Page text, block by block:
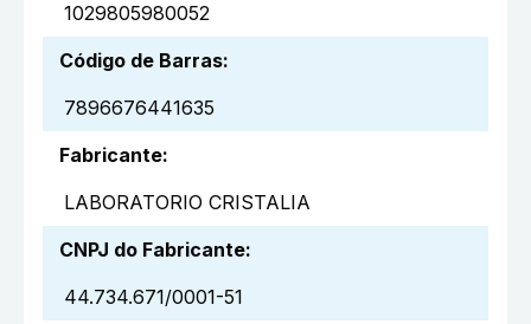
1029805980052
Código de Barras:
7896676441635
Fabricante:
LABORATORIO CRISTALIA
CNPJ do Fabricante:
44.734.671/0001-51